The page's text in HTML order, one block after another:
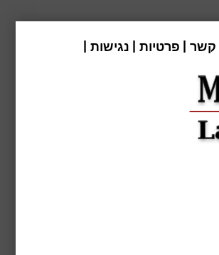
קשר פרטיות נגישות